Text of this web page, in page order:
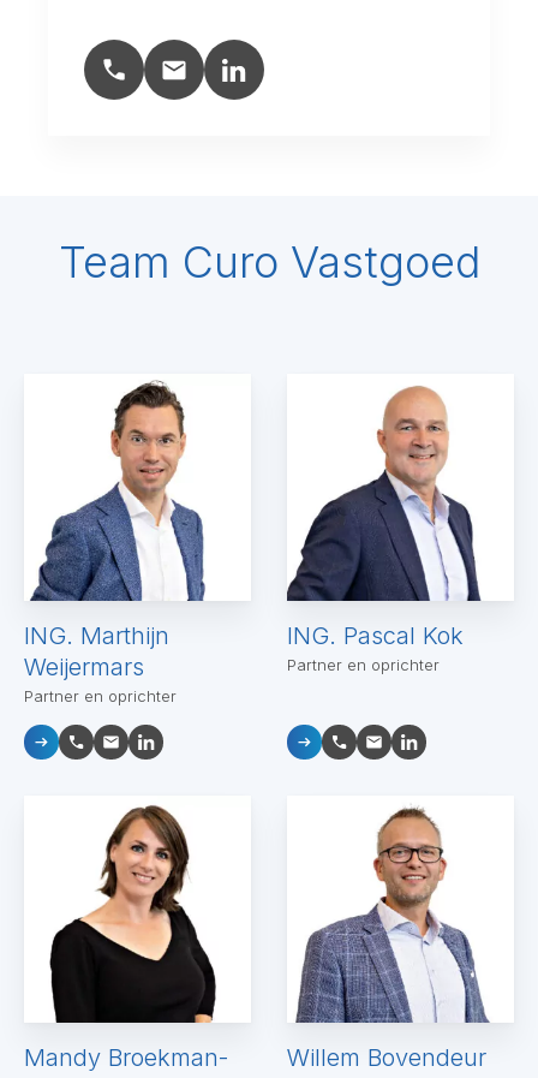
Team Curo Vastgoed
ING. Marthijn
Weijermars
Partner en oprichter
ING. Pascal Kok
Partner en oprichter
Mandy Broekman-
Willem Bovendeur